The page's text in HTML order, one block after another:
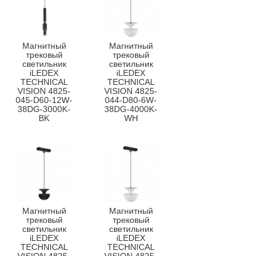
Магнитный
трековый
светильник
iLEDEX
TECHNICAL
VISION 4825-
045-D60-12W-
38DG-3000K-
BK
Магнитный
трековый
светильник
iLEDEX
TECHNICAL
VISION 4825-
044-D80-6W-
38DG-4000K-
WH
Магнитный
трековый
светильник
iLEDEX
TECHNICAL
Магнитный
трековый
светильник
iLEDEX
TECHNICAL